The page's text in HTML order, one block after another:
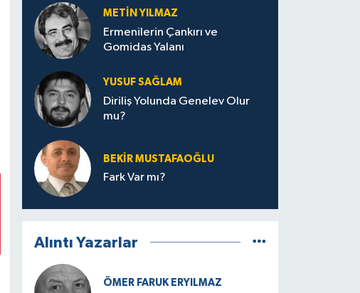
METIN YILMAZ
Ermenilerin Çankırı ve
Gomidas Yalanı
YUSUF SAĞLAM
Diriliş Yolunda Genelev Olur
mu?
BEKIR MUSTAFAOĞLU
Fark Var mı?
Alıntı Yazarlar
ÖMER FARUK ERYILMAZ